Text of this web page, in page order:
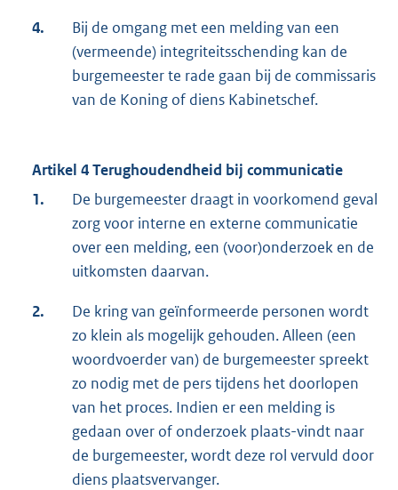
4.
Bij de omgang met een melding van een
(vermeende) integriteitsschending kan de
burgemeester te rade gaan bij de commissaris
van de Koning of diens Kabinetschef.
Artikel 4 Terughoudendheid bij communicatie
1.
De burgemeester draagt in voorkomend geval
zorg voor interne en externe communicatie
over een melding, een (voor)onderzoek en de
uitkomsten daarvan.
2.
De kring van geïnformeerde personen wordt
zo klein als mogelijk gehouden. Alleen (een
woordvoerder van) de burgemeester spreekt
zo nodig met de pers tijdens het doorlopen
van het proces. Indien er een melding is
gedaan over of onderzoek plaats-vindt naar
de burgemeester, wordt deze rol vervuld door
diens plaatsvervanger.